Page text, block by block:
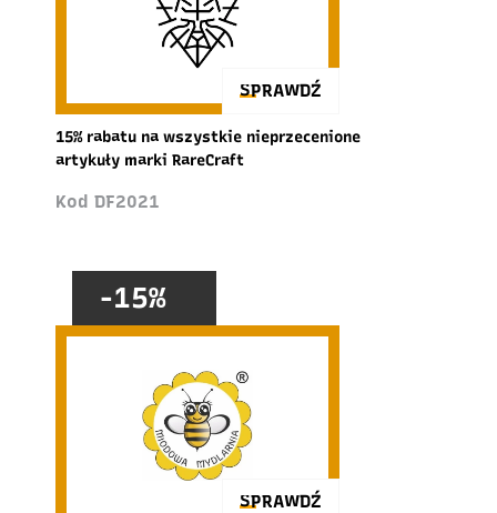
SPRAWDŹ
15% rabatu na wszystkie nieprzecenione
artykuły marki RareCraft
Kod DF2021
-15%
SPRAWDŹ